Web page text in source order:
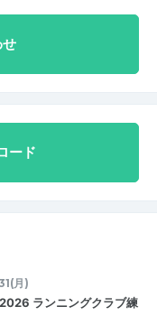
ード
月)
ランニングクラブ練